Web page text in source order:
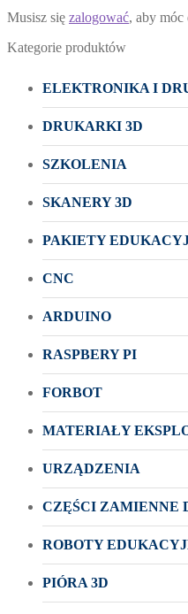
Musisz się zalogować, aby móc
Kategorie produktów
ELEKTRONIKA I
DRUKARKI 3D
SZKOLENIA
SKANERY 3D
PAKIETY
CNC
ARDUINO
RASPBERY PI
FORBOT
MATERIAŁY
URZĄDZENIA
CZĘŚCI ZAMIENNE
ROBOTY
PIÓRA 3D